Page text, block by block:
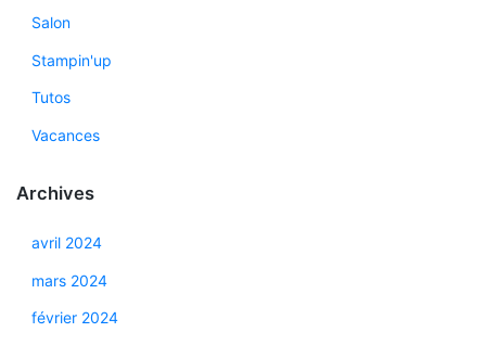
Salon
Stampin'up
Tutos
Vacances
Archives
avril 2024
mars 2024
février 2024